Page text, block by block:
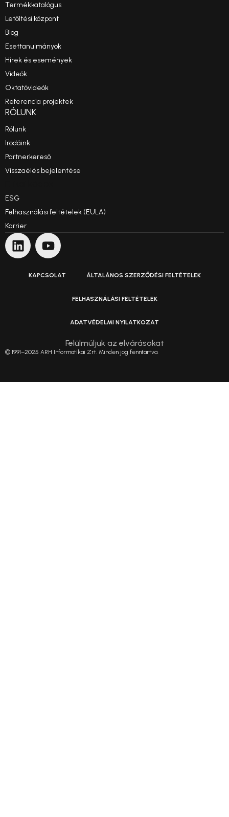
Termékkatalógus
Letöltési központ
Blog
Esettanulmányok
Hírek és események
Videók
Oktatóvideók
Referencia projektek
RÓLUNK
Rólunk
Irodáink
Partnerkereső
Visszaélés bejelentése
ESG
Felhasználási feltételek (EULA)
Karrier
KAPCSOLAT ÁLTALÁNOS SZERZŐDÉSI FELTÉTELEK
FELHASZNÁLÁSI FELTÉTELEK
ADATVÉDELMI NYILATKOZAT
Felülmúljuk az elvárásokat
© 1991–2025 ARH Informatikai Zrt. Minden jog fenntartva.